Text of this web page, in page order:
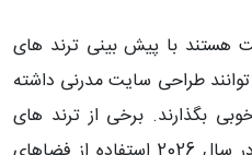
هستند با پیش بینی ترند های
در سال 2026 می توانند طراحی سایت مدرنی داشته
خوبی بگذارند. برخی از ترند های